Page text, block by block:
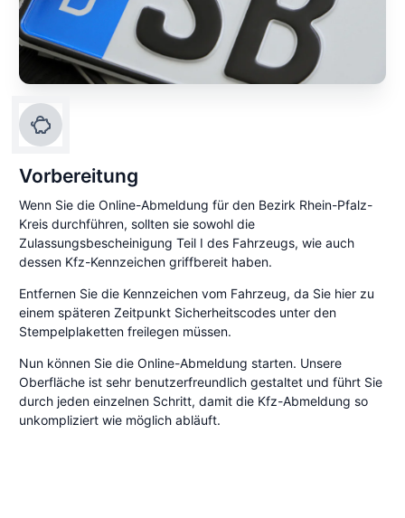
Vorbereitung
Wenn Sie die Online-Abmeldung für den Bezirk Rhein-Pfalz-
Kreis durchführen, sollten sie sowohl die
Zulassungsbescheinigung Teil I des Fahrzeugs, wie auch
dessen Kfz-Kennzeichen griffbereit haben.
Entfernen Sie die Kennzeichen vom Fahrzeug, da Sie hier zu
einem späteren Zeitpunkt Sicherheitscodes unter den
Stempelplaketten freilegen müssen.
Nun können Sie die Online-Abmeldung starten. Unsere
Oberfläche ist sehr benutzerfreundlich gestaltet und führt Sie
durch jeden einzelnen Schritt, damit die Kfz-Abmeldung so
unkompliziert wie möglich abläuft.